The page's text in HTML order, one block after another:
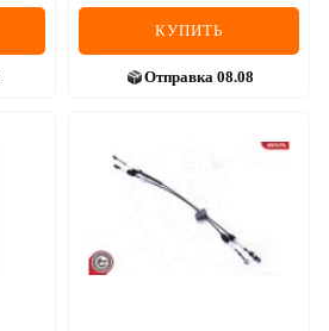
КУПИТЬ
Отправка 08.08